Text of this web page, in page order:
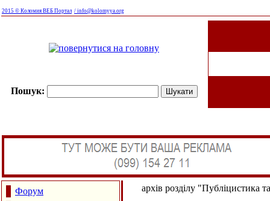
2015 © Коломия ВЕБ Портал / info@kolomyya.org
Пошук:
Форум
архів розділу "Публіцистика